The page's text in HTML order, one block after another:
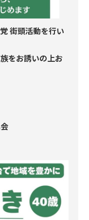
街頭活動を行い
をお誘いの上お